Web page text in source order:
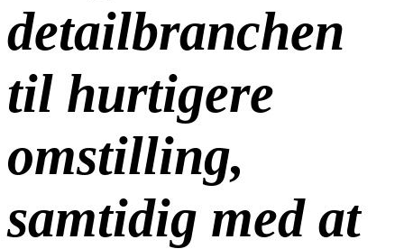
detailbranchen
til hurtigere
omstilling,
samtidig med at